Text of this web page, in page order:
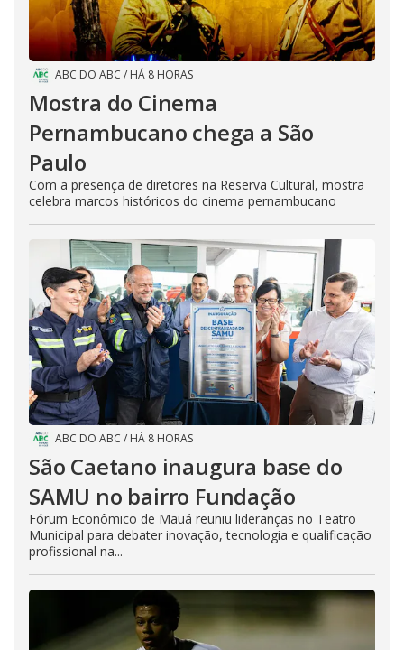
ABC DO ABC / HÁ 8 HORAS
Mostra do Cinema
Pernambucano chega a São
Paulo
Com a presença de diretores na Reserva Cultural, mostra
celebra marcos históricos do cinema pernambucano
ABC DO ABC / HÁ 8 HORAS
São Caetano inaugura base do
SAMU no bairro Fundação
Fórum Econômico de Mauá reuniu lideranças no Teatro
Municipal para debater inovação, tecnologia e qualificação
profissional na...